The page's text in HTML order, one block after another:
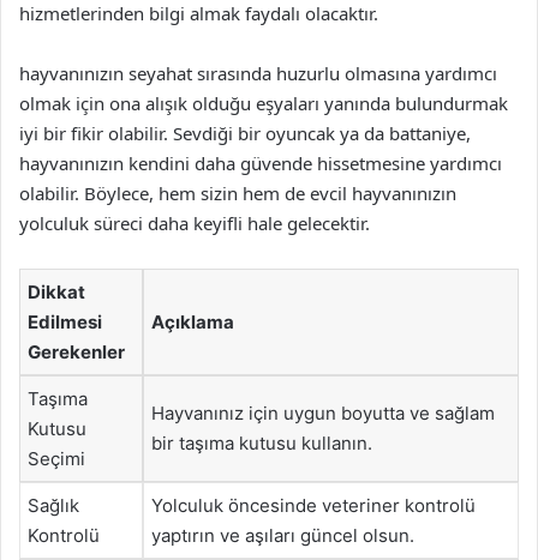
hizmetlerinden bilgi almak faydalı olacaktır.
hayvanınızın seyahat sırasında huzurlu olmasına yardımcı
olmak için ona alışık olduğu eşyaları yanında bulundurmak
iyi bir fikir olabilir. Sevdiği bir oyuncak ya da battaniye,
hayvanınızın kendini daha güvende hissetmesine yardımcı
olabilir. Böylece, hem sizin hem de evcil hayvanınızın
yolculuk süreci daha keyifli hale gelecektir.
Dikkat
Edilmesi
Gerekenler
Açıklama
Taşıma
Kutusu
Seçimi
Hayvanınız için uygun boyutta ve sağlam
bir taşıma kutusu kullanın.
Sağlık
Kontrolü
Yolculuk öncesinde veteriner kontrolü
yaptırın ve aşıları güncel olsun.